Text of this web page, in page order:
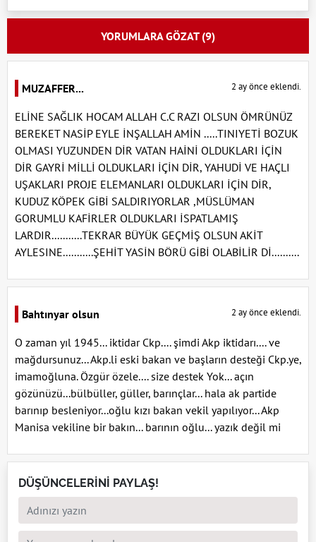
YORUMLARA GÖZAT (9)
MUZAFFER... 2 ay önce eklendi.
ELİNE SAĞLIK HOCAM ALLAH C.C RAZI OLSUN ÖMRÜNÜZ
BEREKET NASİP EYLE İNŞALLAH AMİN .....TINIYETİ BOZUK
OLMASI YUZUNDEN DİR VATAN HAİNİ OLDUKLARI İÇİN
DİR GAYRİ MİLLİ OLDUKLARI İÇİN DİR, YAHUDİ VE HAÇLI
UŞAKLARI PROJE ELEMANLARI OLDUKLARI İÇİN DİR,
KUDUZ KÖPEK GİBİ SALDIRIYORLAR ,MÜSLÜMAN
GORUMLU KAFİRLER OLDUKLARI İSPATLAMIŞ
LARDIR...........TEKRAR BÜYÜK GEÇMİŞ OLSUN AKİT
AYLESINE...........ŞEHİT YASİN BÖRÜ GİBİ OLABİLİR Dİ..........
Bahtınyar olsun 2 ay önce eklendi.
O zaman yıl 1945... iktidar Ckp.... şimdi Akp iktidarı.... ve
mağdursunuz... Akp.li eski bakan ve başların desteği Ckp.ye,
imamoğluna. Özgür özele.... size destek Yok... açın
gözünüzü...bülbüller, güller, barınçlar... hala ak partide
barınıp besleniyor...oğlu kızı bakan vekil yapılıyor... Akp
Manisa vekiline bir bakın... barının oğlu... yazık değil mi
DÜŞÜNCELERİNİ PAYLAŞ!